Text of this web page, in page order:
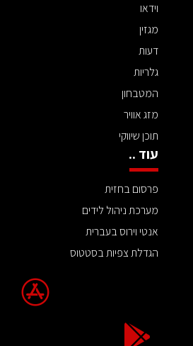
וידאו
מגזין
דעות
גלריות
המטבחון
מזג אוויר
תוכן שיווקי
עוד ..
פרסום בחזית
מערכת ניהול לידים
אנטי וירוס בעברית
הגדלת צפיות בסטטוס